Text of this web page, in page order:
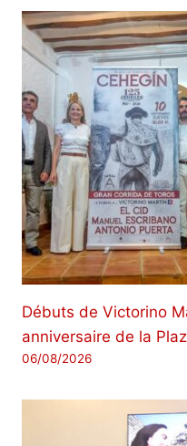
Débuts de Victorino
anniversaire de la
06/08/2026